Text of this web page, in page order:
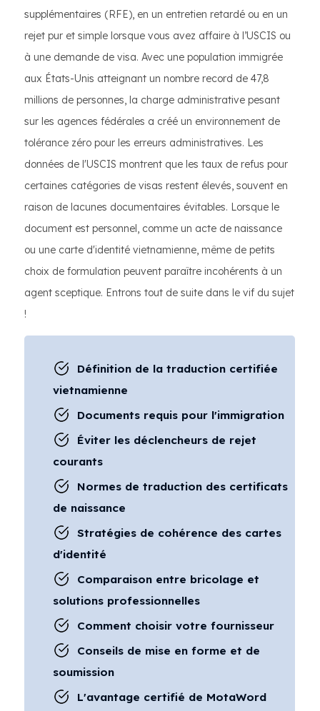
supplémentaires (RFE), en un entretien retardé ou en un
rejet pur et simple lorsque vous avez affaire à l’USCIS ou
à une demande de visa. Avec une population immigrée
aux États-Unis atteignant un nombre record de 47,8
millions de personnes, la charge administrative pesant
sur les agences fédérales a créé un environnement de
tolérance zéro pour les erreurs administratives. Les
données de l'USCIS montrent que les taux de refus pour
certaines catégories de visas restent élevés, souvent en
raison de lacunes documentaires évitables. Lorsque le
document est personnel, comme un acte de naissance
ou une carte d'identité vietnamienne, même de petits
choix de formulation peuvent paraître incohérents à un
agent sceptique. Entrons tout de suite dans le vif du sujet
!
Définition de la traduction certifiée
vietnamienne
Documents requis pour l'immigration
Éviter les déclencheurs de rejet
courants
Normes de traduction des certificats
de naissance
Stratégies de cohérence des cartes
d'identité
Comparaison entre bricolage et
solutions professionnelles
Comment choisir votre fournisseur
Conseils de mise en forme et de
soumission
L'avantage certifié de MotaWord